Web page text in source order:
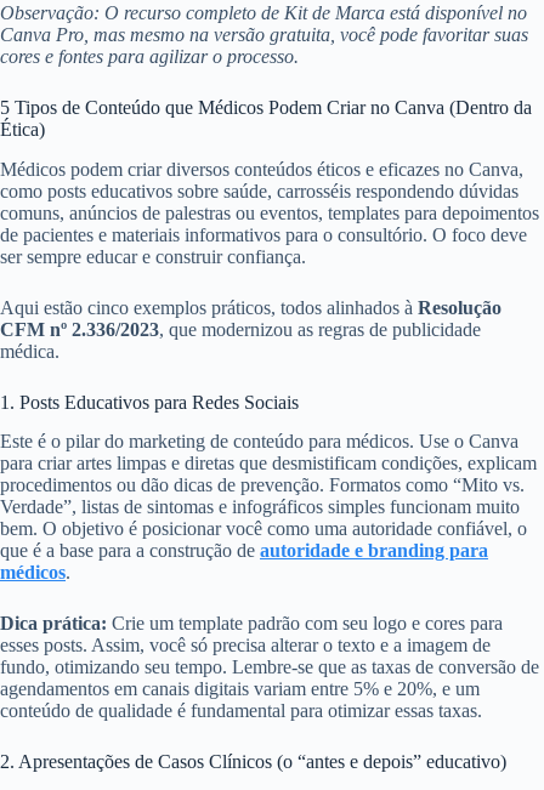
Observação: O recurso completo de Kit de Marca está disponível no
Canva Pro, mas mesmo na versão gratuita, você pode favoritar suas
cores e fontes para agilizar o processo.
5 Tipos de Conteúdo que Médicos Podem Criar no Canva (Dentro da
Ética)
Médicos podem criar diversos conteúdos éticos e eficazes no Canva,
como posts educativos sobre saúde, carrosséis respondendo dúvidas
comuns, anúncios de palestras ou eventos, templates para depoimentos
de pacientes e materiais informativos para o consultório. O foco deve
ser sempre educar e construir confiança.
Aqui estão cinco exemplos práticos, todos alinhados à Resolução
CFM nº 2.336/2023, que modernizou as regras de publicidade
médica.
1. Posts Educativos para Redes Sociais
Este é o pilar do marketing de conteúdo para médicos. Use o Canva
para criar artes limpas e diretas que desmistificam condições, explicam
procedimentos ou dão dicas de prevenção. Formatos como “Mito vs.
Verdade”, listas de sintomas e infográficos simples funcionam muito
bem. O objetivo é posicionar você como uma autoridade confiável, o
que é a base para a construção de autoridade e branding para
médicos.
Dica prática: Crie um template padrão com seu logo e cores para
esses posts. Assim, você só precisa alterar o texto e a imagem de
fundo, otimizando seu tempo. Lembre-se que as taxas de conversão de
agendamentos em canais digitais variam entre 5% e 20%, e um
conteúdo de qualidade é fundamental para otimizar essas taxas.
2. Apresentações de Casos Clínicos (o “antes e depois” educativo)